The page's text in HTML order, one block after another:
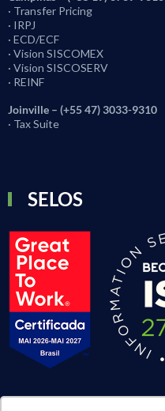
· Transfer Pricing
· IRPJ
· ECD/ECF
· Vision SISCOMEX
· Vision SISCOSERV
· REINF
Joinville – (+55 47) 3033-9310
· Tax Suite
SELOS